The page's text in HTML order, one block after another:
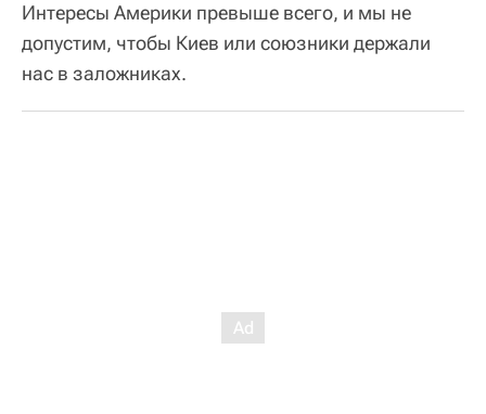
Интересы Америки превыше всего, и мы не
допустим, чтобы Киев или союзники держали
нас в заложниках.